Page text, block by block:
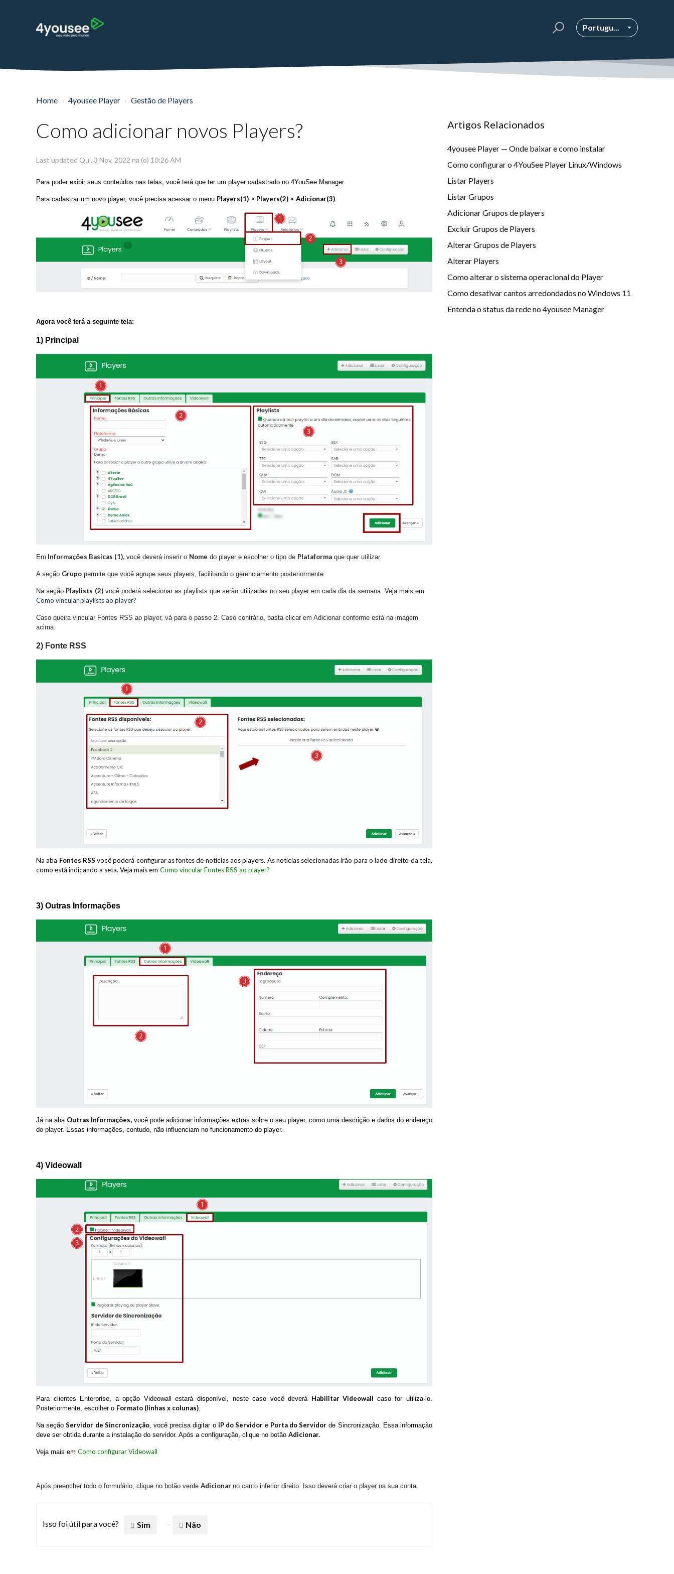
Portugu...
Home 4yousee Player Gestão de Players
Como adicionar novos Players?
Last updated Qui, 3 Nov, 2022 na (o) 10:26 AM
Para poder exibir seus conteúdos nas telas, você terá que ter um player cadastrado no 4YouSee Manager.
Para cadastrar um novo player, você precisa acessar o menu Players(1) > Players(2) > Adicionar(3):
Agora você terá a seguinte tela:
1) Principal
Em Informações Basicas (1), você deverá inserir o Nome do player e escolher o tipo de Plataforma que quer utilizar.
A seção Grupo permite que você agrupe seus players, facilitando o gerenciamento posteriormente.
Na seção Playlists (2) você poderá selecionar as playlists que serão utilizadas no seu player em cada dia da semana. Veja mais em
Como vincular playlists ao player?
Caso queira vincular Fontes RSS ao player, vá para o passo 2. Caso contrário, basta clicar em Adicionar conforme está na imagem
acima.
2) Fonte RSS
Na aba Fontes RSS você poderá configurar as fontes de notícias aos players. As notícias selecionadas irão para o lado direito da tela,
como está indicando a seta. Veja mais em Como vincular Fontes RSS ao player?
3) Outras Informações
Já na aba Outras Informações, você pode adicionar informações extras sobre o seu player, como uma descrição e dados do endereço
do player. Essas informações, contudo, não influenciam no funcionamento do player.
4) Videowall
Para clientes Enterprise, a opção Videowall estará disponível, neste caso você deverá Habilitar Videowall caso for utiliza-lo.
Posteriormente, escolher o Formato (linhas x colunas).
Na seçãoServidor de Sincronização, você precisa digitar o IP do Servidor e Porta do Servidor de Sincronização. Essa informação
deve ser obtida durante a instalação do servidor. Após a configuração, clique no botão Adicionar.
Veja mais em Como configurar Videowall
Após preencher todo o formulário, clique no botão verde Adicionar no canto inferior direito. Isso deverá criar o player na sua conta.
Isso foi útil para você? Sim Não
Artigos Relacionados
4yousee Player — Onde baixar e como instalar
Como configurar o 4YouSee Player Linux/Windows
Listar Players
Listar Grupos
Adicionar Grupos de players
Excluir Grupos de Players
Alterar Grupos de Players
Alterar Players
Como alterar o sistema operacional do Player
Como desativar cantos arredondados no Windows 11
Entenda o status da rede no 4yousee Manager